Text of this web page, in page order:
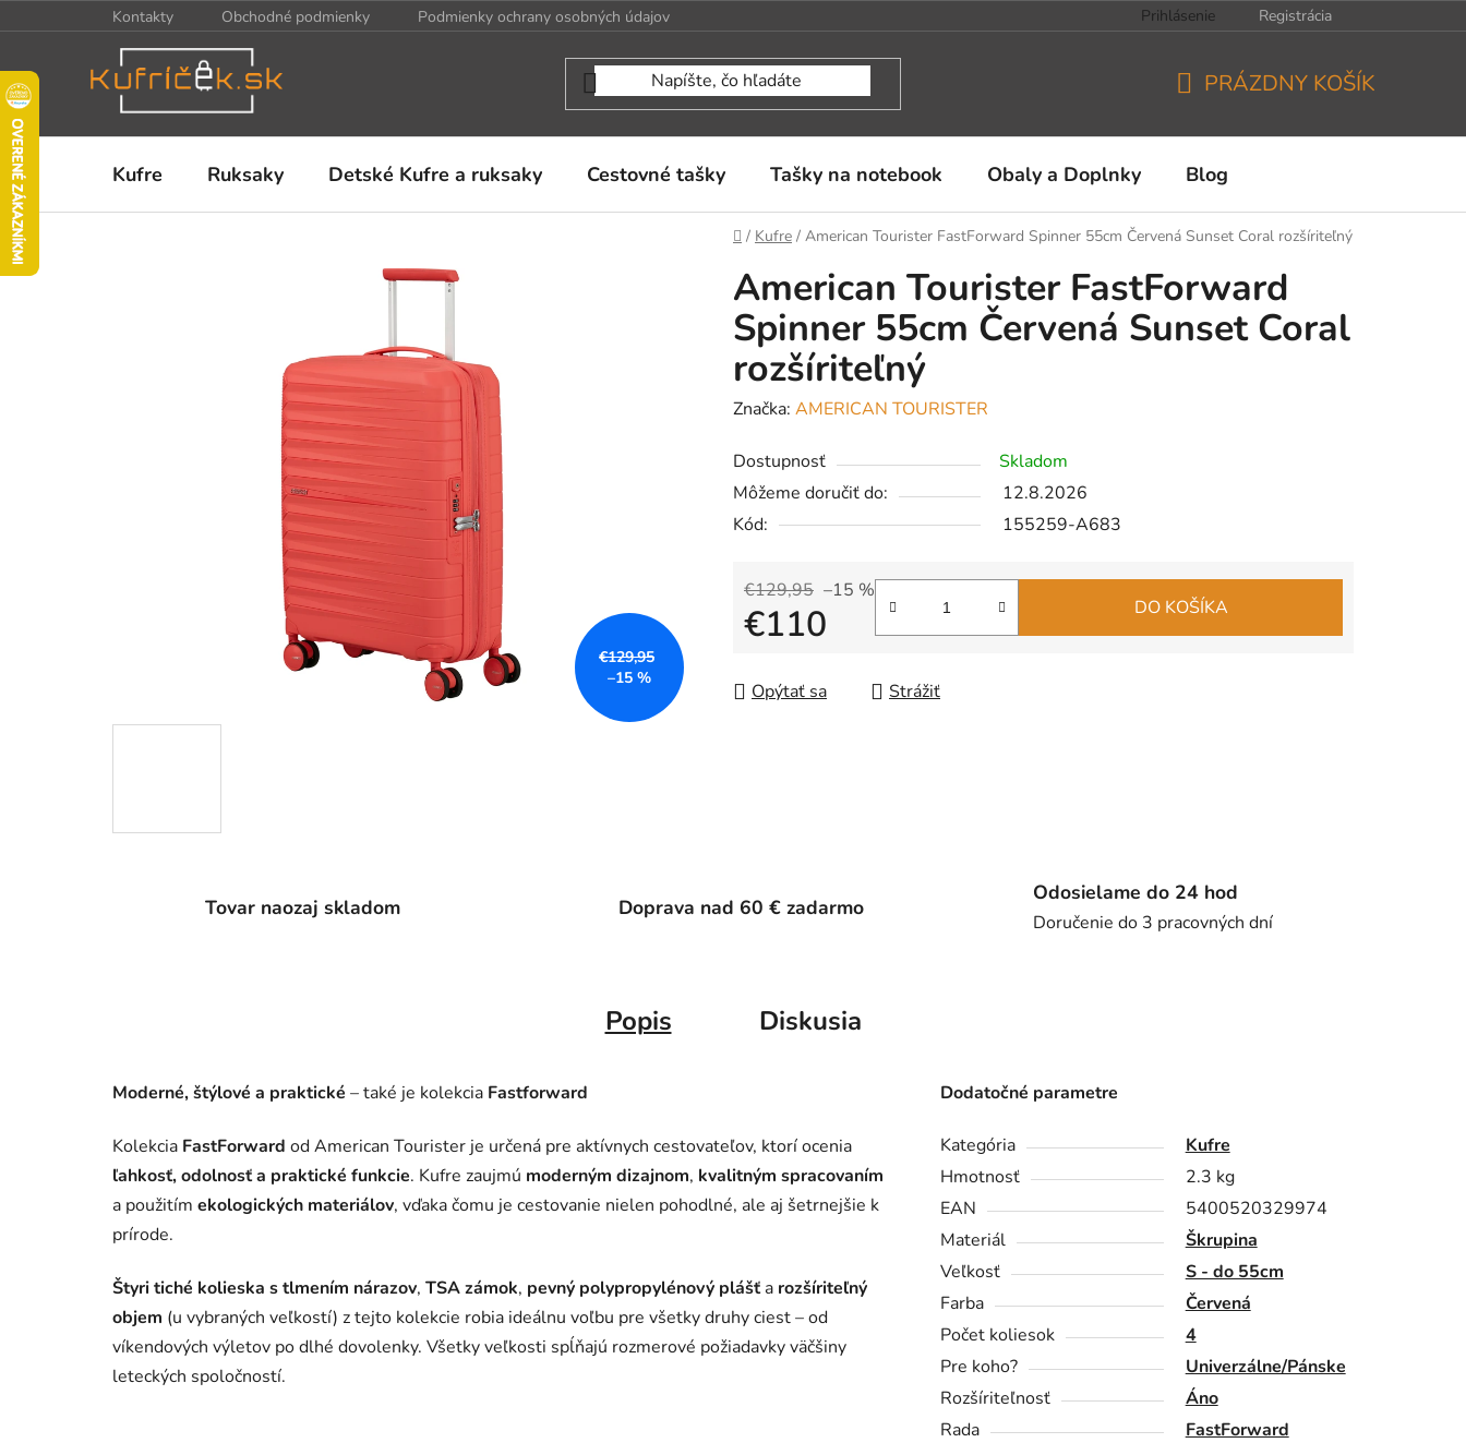
na
Kontakty Obchodné podmienky Podmienky ochrany osobných údajov Prihlásenie Registrácia
KOŠÍK
PRÁZDNY KOŠÍK
Kufre Ruksaky Detské Kufre a ruksaky Cestovné tašky Tašky na notebook Obaly a Doplnky Blog
Domov
/ Kufre / American Tourister FastForward Spinner 55cm Červená Sunset Coral rozšíriteľný
American Tourister FastForward
Spinner 55cm Červená Sunset Coral
rozšíriteľný
Značka: AMERICAN TOURISTER
Dostupnosť
Skladom
Môžeme doručiť do:
12.8.2026
Kód:
155259-A683
€129,95 –15 %
€110 DO KOŠÍKA
Opýtať sa Strážiť
€129,95
–15 %
Tovar naozaj skladom Doprava nad 60 € zadarmo
Odosielame do 24 hod
Doručenie do 3 pracovných dní
Popis Diskusia
Moderné, štýlové a praktické – také je kolekcia Fastforward
Kolekcia FastForward od American Tourister je určená pre aktívnych cestovateľov, ktorí ocenia
ľahkosť, odolnosť a praktické funkcie. Kufre zaujmú moderným dizajnom, kvalitným spracovaním
a použitím ekologických materiálov, vďaka čomu je cestovanie nielen pohodlné, ale aj šetrnejšie k
prírode.
Štyri tiché kolieska s tlmením nárazov, TSA zámok, pevný polypropylénový plášťa rozšíriteľný
objem (u vybraných veľkostí) z tejto kolekcie robia ideálnu voľbu pre všetky druhy ciest – od
víkendových výletov po dlhé dovolenky. Všetky veľkosti spĺňajú rozmerové požiadavky väčšiny
leteckých spoločností.
Dodatočné parametre
Kategória
Kufre
Hmotnosť
2.3 kg
EAN
5400520329974
Materiál
Škrupina
Veľkosť
S - do 55cm
Farba
Červená
Počet koliesok
4
Pre koho?
Univerzálne/Pánske
Rozšíriteľnosť
Áno
Rada
FastForward